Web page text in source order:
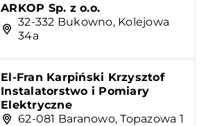
ARKOP Sp. z o.o.
32-332 Bukowno, Kolejowa
34a
El-Fran Karpiński Krzysztof
Instalatorstwo i Pomiary
Elektryczne
62-081 Baranowo, Topazowa 1